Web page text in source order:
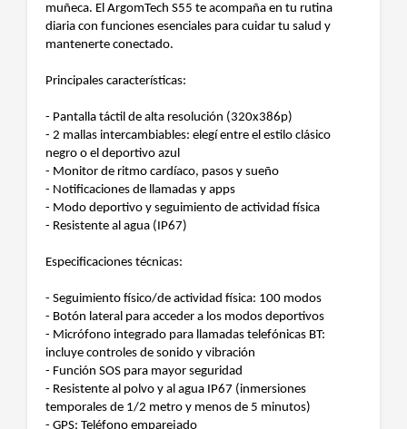
muñeca. El ArgomTech S55 te acompaña en tu rutina
diaria con funciones esenciales para cuidar tu salud y
mantenerte conectado.
Principales características:
- Pantalla táctil de alta resolución (320x386p)
- 2 mallas intercambiables: elegí entre el estilo clásico
negro o el deportivo azul
- Monitor de ritmo cardíaco, pasos y sueño
- Notificaciones de llamadas y apps
- Modo deportivo y seguimiento de actividad física
- Resistente al agua (IP67)
Especificaciones técnicas:
- Seguimiento físico/de actividad física: 100 modos
- Botón lateral para acceder a los modos deportivos
- Micrófono integrado para llamadas telefónicas BT:
incluye controles de sonido y vibración
- Función SOS para mayor seguridad
- Resistente al polvo y al agua IP67 (inmersiones
temporales de 1/2 metro y menos de 5 minutos)
- GPS: Teléfono emparejado